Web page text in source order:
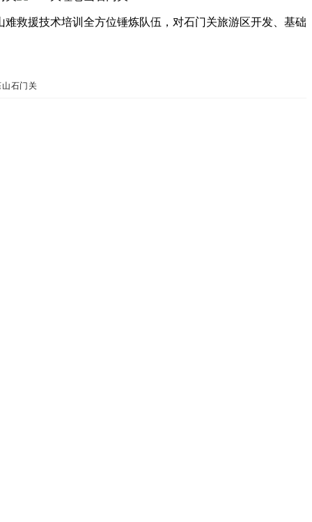
救援技术培训全方位锤炼队伍 ， 对石门关旅游区开发、基础